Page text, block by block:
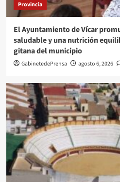
Provincia
El Ayuntamiento de Vícar
saludable y una nutrición
gitana del municipio
GabinetedePrensa agosto 6, 2026